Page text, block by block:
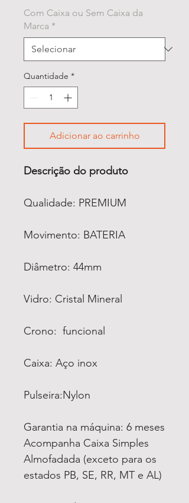
Com Caixa ou Sem Caixa da
Marca *
Quantidade *
Adicionar ao carrinho
Descrição do produto
Qualidade: PREMIUM
Movimento: BATERIA
Diâmetro: 44mm
Vidro: Cristal Mineral
Crono: funcional
Caixa: Aço inox
Pulseira:Nylon
Garantia na máquina: 6 meses
Acompanha Caixa Simples
Almofadada (exceto para os
estados PB, SE, RR, MT e AL)